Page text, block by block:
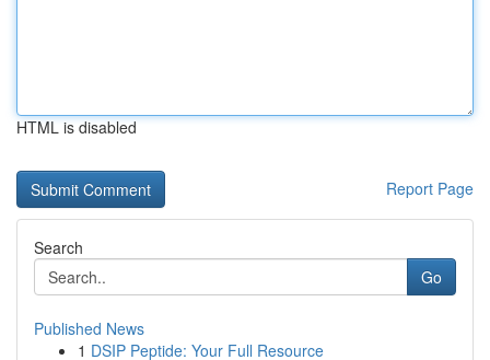
HTML is disabled
Report Page
Search
Go
Published News
1 DSIP Peptide: Your Full Resource